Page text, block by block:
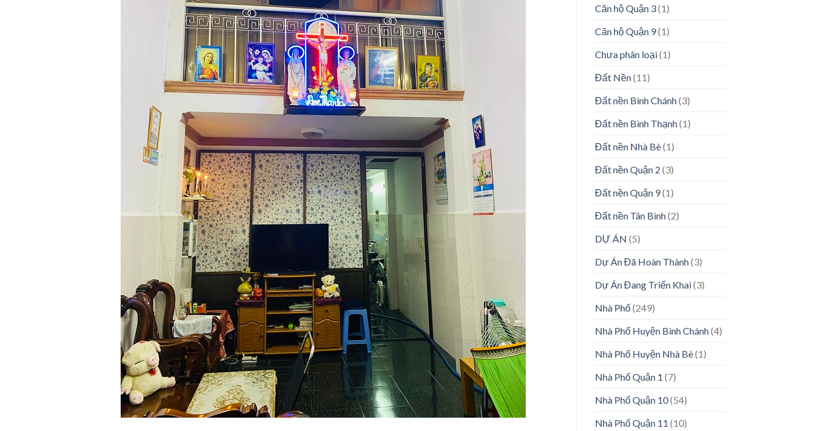
Căn hộ Quận 3(1)
Căn hộ Quận 9(1)
Chưa phân loại(1)
Đất Nền(11)
Đất nền Bình Chánh(3)
Đất nền Bình Thạnh(1)
Đất nền Nhà Bè(1)
Đất nền Quận 2 (3)
Đất nền Quận 9(1)
Đất nền Tân Bình(2)
DỰ ÁN (5)
Dự Án Đã Hoàn Thành(3)
Dự Án Đang Triển Khai(3)
Nhà Phố(249)
Nhà Phố Huyện Bình Chánh(4)
Nhà Phố Huyện Nhà Bè(1)
Nhà Phố Quận 1 (7)
Nhà Phố Quận 10(54)
Nhà Phố Quận 11 (10)